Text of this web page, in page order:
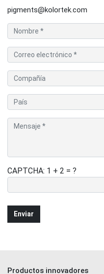
pigments@kolortek.com
CAPTCHA: 1 + 2 = ?
Productos innovadores